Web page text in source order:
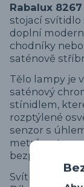
Rabalux
stojací svítidlo
doplní
chodníky
saténově
Tělo lampy je
saténový
stínidlem,
rozptýlené
senzor s
metrů
bezpečnost i
Svítidlo je